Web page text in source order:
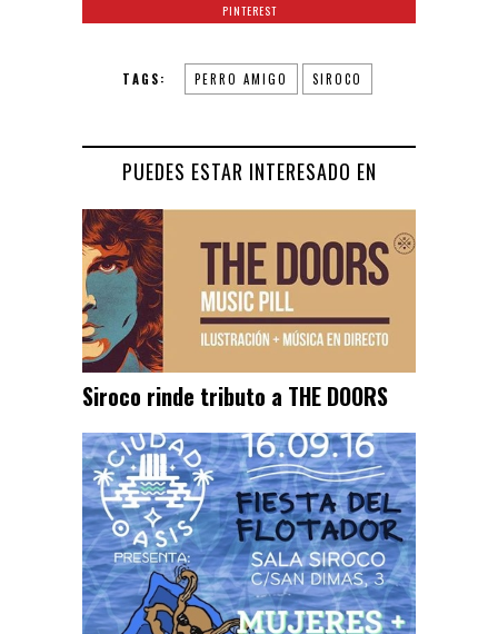
PINTEREST
TAGS: PERRO AMIGO SIROCO
PUEDES ESTAR INTERESADO EN
Siroco rinde tributo a THE DOORS